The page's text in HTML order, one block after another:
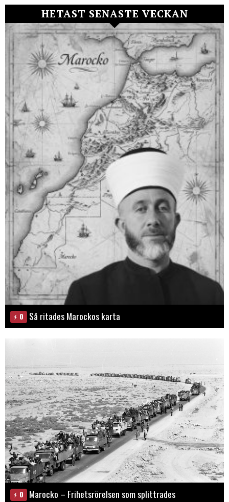
HETAST SENASTE VECKAN
0 Så ritades Marockos karta
0 Marocko – Frihetsrörelsen som splittrades